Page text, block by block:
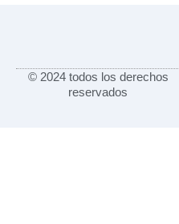
© 2024 todos los derechos
reservados